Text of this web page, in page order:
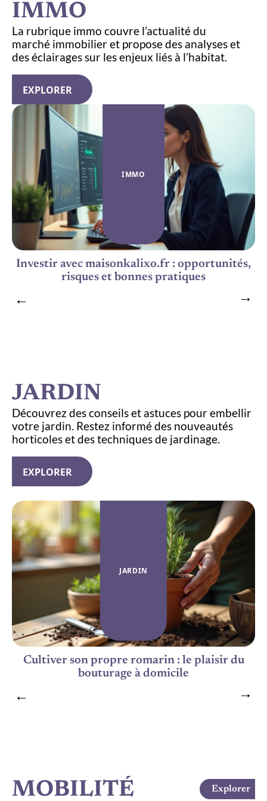
IMMO
La rubrique immo couvre l’actualité du
marché immobilier et propose des analyses et
des éclairages sur les enjeux liés à l’habitat.
EXPLORER
IMMO
Investir avec maisonkalixo.fr : opportunités,
risques et bonnes pratiques
JARDIN
Cultiver son propre romarin : le plaisir du
bouturage à domicile
JARDIN
Découvrez des conseils et astuces pour embellir
votre jardin. Restez informé des nouveautés
horticoles et des techniques de jardinage.
EXPLORER
MOBILITÉ Explorer